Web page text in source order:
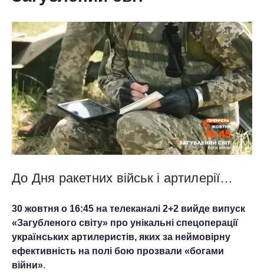
До Дня ракетних військ і артилерії…
30 жовтня о 16:45 на телеканалі 2+2 вийде випуск
«Загубленого світу» про унікальні спецоперації
українських артилеристів, яких за неймовірну
ефективність на полі бою прозвали «богами
війни».